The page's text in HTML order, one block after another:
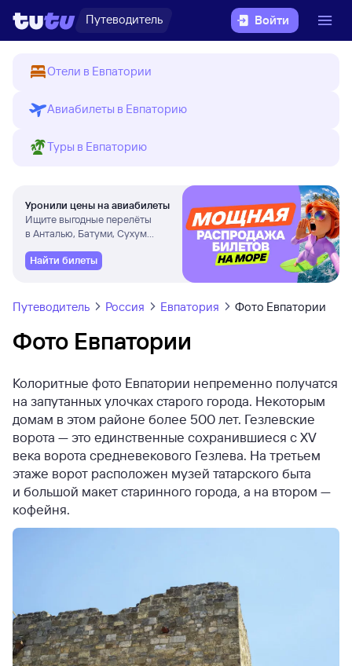
Путеводитель Войти
Отели в Евпатории
Авиабилеты в Евпаторию
Туры в Евпаторию
Уронили цены на авиабилеты
Ищите выгодные перелёты
в Анталью, Батуми, Сухум
Найти билеты
Путеводитель Россия Евпатория Фото Евпатории
Фото Евпатории
Колоритные фото Евпатории непременно получатся
на запутанных улочках старого города. Некоторым
домам в этом районе более 500 лет. Гезлевские
ворота — это единственные сохранившиеся с XV
века ворота средневекового Гезлева. На третьем
этаже ворот расположен музей татарского быта
и большой макет старинного города, а на втором —
кофейня.